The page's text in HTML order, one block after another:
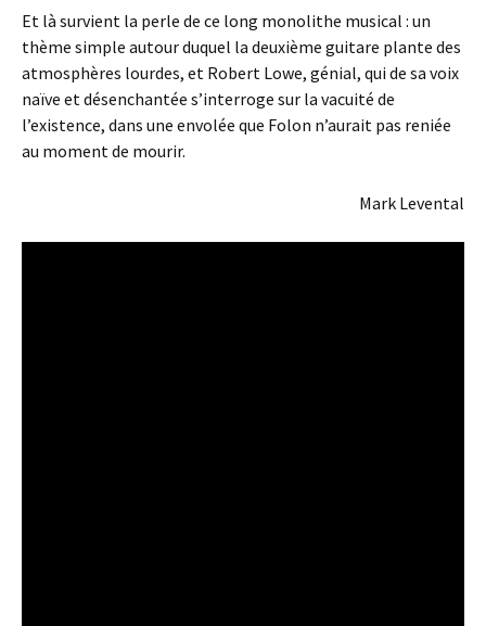
Et là survient la perle de ce long monolithe musical : un
thème simple autour duquel la deuxième guitare plante des
atmosphères lourdes, et Robert Lowe, génial, qui de sa voix
naïve et désenchantée s’interroge sur la vacuité de
l’existence, dans une envolée que Folon n’aurait pas reniée
au moment de mourir.
Mark Levental